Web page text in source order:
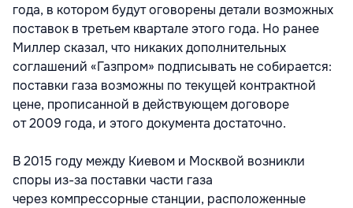
года, в котором будут оговорены детали возможных
поставок в третьем квартале этого года. Но ранее
Миллер сказал, что никаких дополнительных
соглашений «Газпром» подписывать не собирается:
поставки газа возможны по текущей контрактной
цене, прописанной в действующем договоре
от 2009 года, и этого документа достаточно.
В 2015 году между Киевом и Москвой возникли
споры из-за поставки части газа
через компрессорные станции, расположенные